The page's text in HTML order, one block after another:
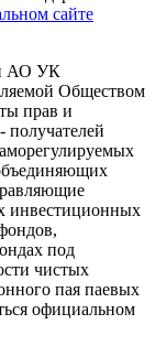
сайте
АО УК
Обществом
прав и
получателей
инвестиционных
под
чистых
пая паевых
официальном